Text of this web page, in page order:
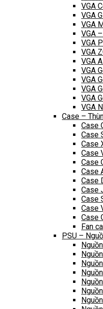
VGA
VGA
VGA
VGA
VGA
VGA
VGA
VGA
VGA
VGA
VGA
VGA
Case –
Case
Case
Case
Case
Case
Case
Case
Case
Case
Case
Case
Fan
PSU –